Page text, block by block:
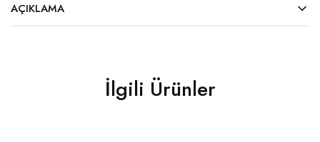
AÇIKLAMA
İlgili Ürünler